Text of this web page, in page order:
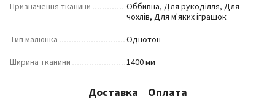
Призначення тканини
Оббивна, Для рукоділля, Для
чохлів, Для м'яких іграшок
Тип малюнка
Однотон
Ширина тканини
1400 мм
Доставка Оплата